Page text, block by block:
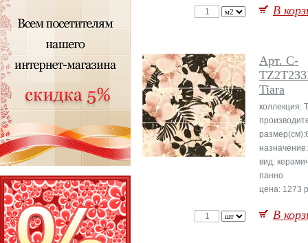
В
Арт. C-
Tiara
коллекция:
вид:
панно
цена: 1273
В